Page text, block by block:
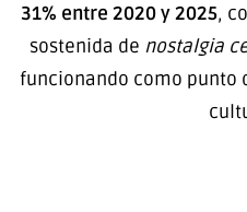
31% entre 2020 y 2025,
sostenida de nostalgia
funcionando como punto